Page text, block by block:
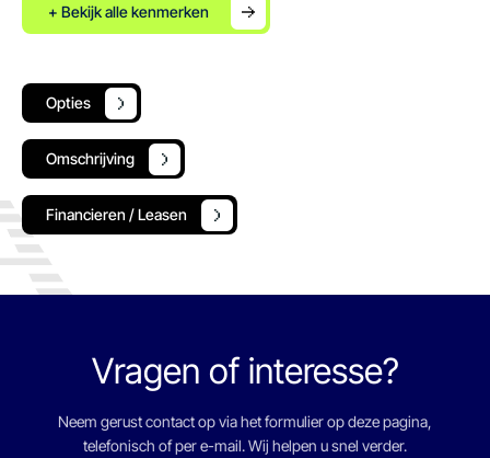
+ Bekijk alle kenmerken
Opties
Omschrijving
Financieren / Leasen
Vragen of interesse?
Neem gerust contact op via het formulier op deze pagina,
telefonisch of per e-mail. Wij helpen u snel verder.